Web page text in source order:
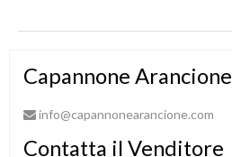
Capannone Arancione
info@capannonearancione.com
Contatta il Venditore